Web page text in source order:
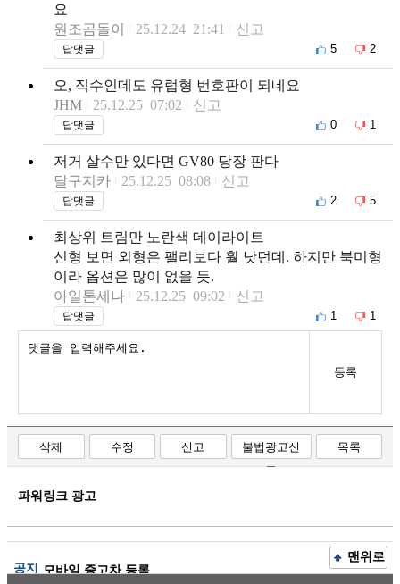
요
원조곰돌이
25.12.24 21:41 신고
답댓글 5 2
오, 직수인데도 유럽형 번호판이 되네요
JHM
25.12.25 07:02 신고
답댓글 0 1
저거 살수만 있다면 GV80 당장 판다
달구지카
25.12.25 08:08 신고
답댓글 2 5
최상위 트림만 노란색 데이라이트
신형 보면 외형은 팰리보다 훨 낫던데. 하지만 북미형
이라 옵션은 많이 없을 듯.
아일톤세나
25.12.25 09:02 신고
답댓글 1 1
등록
삭제 수정 신고
불법광고신
고
목록
파워링크 광고
공지 모바일 중고차 등록
맨위로